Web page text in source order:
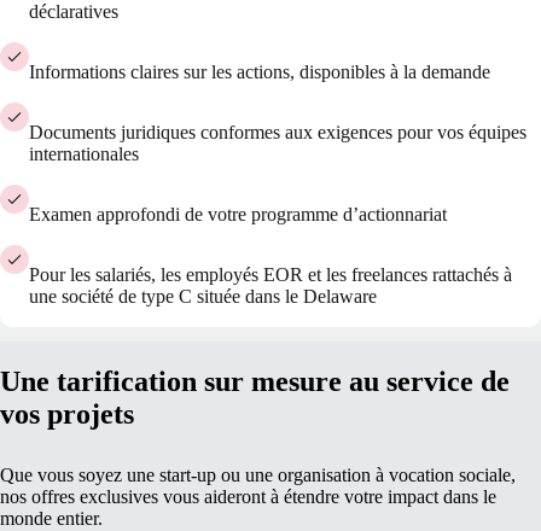
déclaratives
Informations claires sur les actions, disponibles à la demande
Documents juridiques conformes aux exigences pour vos équipes
internationales
Examen approfondi de votre programme d’actionnariat
Pour les salariés, les employés EOR et les freelances rattachés à
une société de type C située dans le Delaware
Une tarification sur mesure au service de
vos projets
Que vous soyez une start-up ou une organisation à vocation sociale,
nos offres exclusives vous aideront à étendre votre impact dans le
monde entier.